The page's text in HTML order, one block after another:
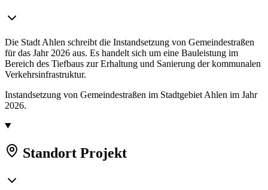
Die Stadt Ahlen schreibt die Instandsetzung von Gemeindestraßen
für das Jahr 2026 aus. Es handelt sich um eine Bauleistung im
Bereich des Tiefbaus zur Erhaltung und Sanierung der kommunalen
Verkehrsinfrastruktur.
Instandsetzung von Gemeindestraßen im Stadtgebiet Ahlen im Jahr
2026.
Standort Projekt